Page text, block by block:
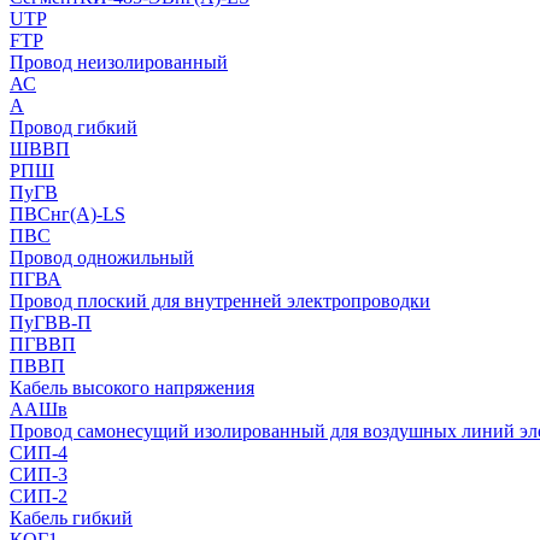
UTP
FTP
Провод неизолированный
АС
А
Провод гибкий
ШВВП
РПШ
ПуГВ
ПВСнг(А)-LS
ПВС
Провод одножильный
ПГВА
Провод плоский для внутренней электропроводки
ПуГВВ-П
ПГВВП
ПВВП
Кабель высокого напряжения
ААШв
Провод самонесущий изолированный для воздушных линий
СИП-4
СИП-3
СИП-2
Кабель гибкий